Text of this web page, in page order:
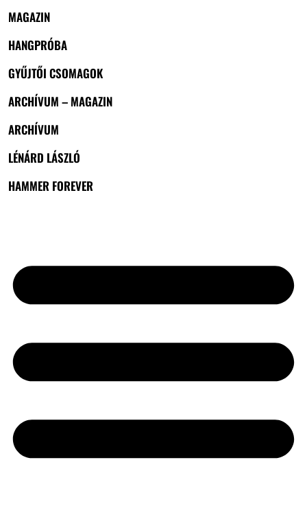
MAGAZIN
HANGPRÓBA
GYŰJTŐI CSOMAGOK
ARCHÍVUM – MAGAZIN
ARCHÍVUM
LÉNÁRD LÁSZLÓ
HAMMER FOREVER